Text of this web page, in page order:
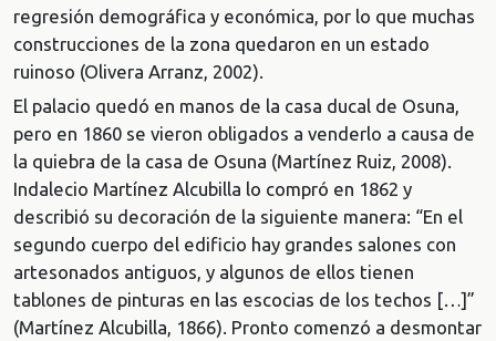
regresión demográfica y económica, por lo que muchas
construcciones de la zona quedaron en un estado
ruinoso (Olivera Arranz, 2002).
El palacio quedó en manos de la casa ducal de Osuna,
pero en 1860 se vieron obligados a venderlo a causa de
la quiebra de la casa de Osuna (Martínez Ruiz, 2008).
Indalecio Martínez Alcubilla lo compró en 1862 y
describió su decoración de la siguiente manera: “En el
segundo cuerpo del edificio hay grandes salones con
artesonados antiguos, y algunos de ellos tienen
tablones de pinturas en las escocias de los techos […]”
(Martínez Alcubilla, 1866). Pronto comenzó a desmontar